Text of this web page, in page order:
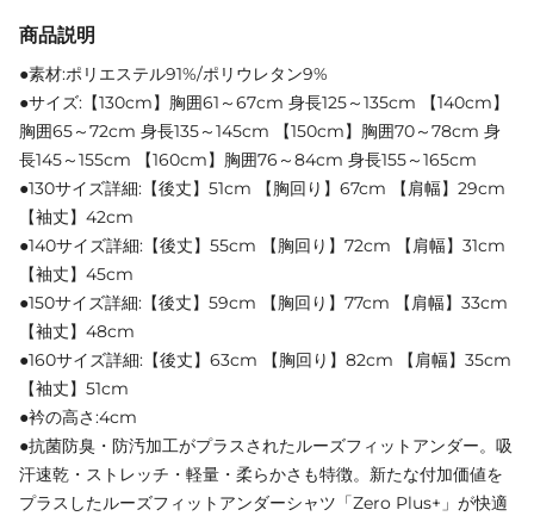
商品説明
●素材:ポリエステル91%/ポリウレタン9%
●サイズ:【130cm】胸囲61～67cm 身長125～135cm 【140cm】
胸囲65～72cm 身長135～145cm 【150cm】胸囲70～78cm 身
長145～155cm 【160cm】胸囲76～84cm 身長155～165cm
●130サイズ詳細:【後丈】51cm 【胸回り】67cm 【肩幅】29cm
【袖丈】42cm
●140サイズ詳細:【後丈】55cm 【胸回り】72cm 【肩幅】31cm
【袖丈】45cm
●150サイズ詳細:【後丈】59cm 【胸回り】77cm 【肩幅】33cm
【袖丈】48cm
●160サイズ詳細:【後丈】63cm 【胸回り】82cm 【肩幅】35cm
【袖丈】51cm
●衿の高さ:4cm
●抗菌防臭・防汚加工がプラスされたルーズフィットアンダー。吸
汗速乾・ストレッチ・軽量・柔らかさも特徴。新たな付加価値を
プラスしたルーズフィットアンダーシャツ「Zero Plus+」が快適